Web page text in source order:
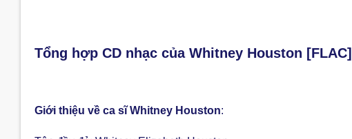
Tổng hợp CD nhạc của Whitney Houston [FLAC]
Giới thiệu về ca sĩ Whitney Houston: